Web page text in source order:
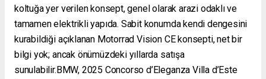
koltuğa yer verilen konsept, genel olarak arazi odaklı ve
tamamen elektrikli yapıda. Sabit konumda kendi dengesini
kurabildiği açıklanan Motorrad Vision CE konsepti, net bir
bilgi yok; ancak önümüzdeki yıllarda satışa
sunulabilir.BMW, 2025 Concorso d’Eleganza Villa d’Este